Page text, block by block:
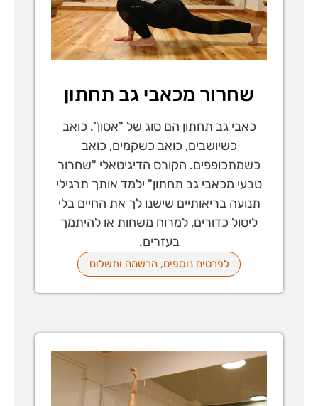
שחרור מכאבי גב תחתון
כאבי גב תחתון הם סוג של "אסון". כואב
כשיושבים, כואב כשקמים, כואב
כשמתכופפים. הקורס הדיגיטאלי "שחרור
טבעי מכאבי גב תחתון" ילמד אותך תרגילי
תנועה בריאותיים שישנו לך את החיים בלי
ליטול כדורים, למרוח משחות או להיתמך
בעזרים.
לפרטים נוספים, הרשמה ותשלום